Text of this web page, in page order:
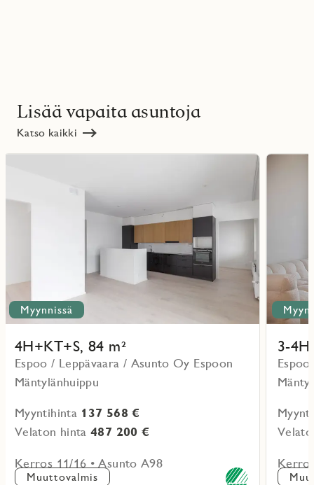
Lisää vapaita asuntoja
Katso kaikki
Myynnissä
4H+KT+S, 84 m²
Espoo / Leppävaara / Asunto Oy Espoon
Mäntylänhuippu
Myyntihinta 137 568 €
Velaton hinta487 200 €
Kerros 11/16 • Asunto A98
Muuttovalmis
3-
Lue